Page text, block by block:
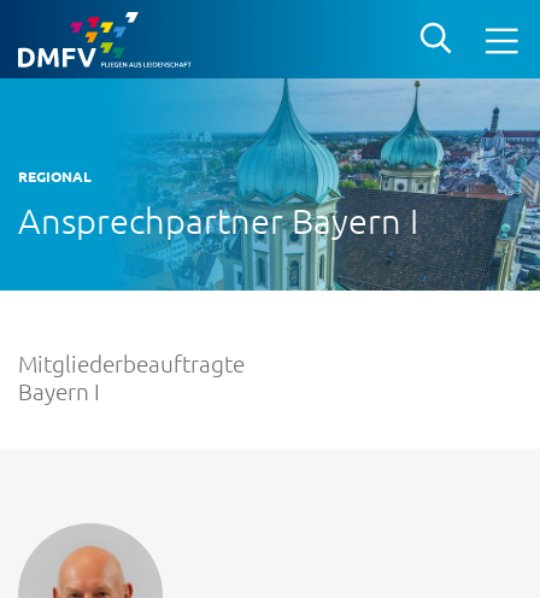
REGIONAL
Ansprechpartner Bayern I
Mitgliederbeauftragte
Bayern I